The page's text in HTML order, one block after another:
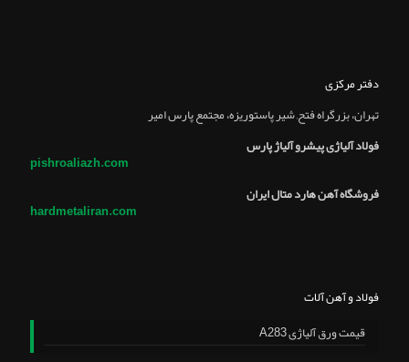
دفتر مرکزی
تهران، بزرگراه فتح, شير پاستوريزه، مجتمع پارس امير
فولاد آلیاژی پیشرو آلیاژ پارس
pishroaliazh.com
فروشگاه آهن هارد متال ایران
hardmetaliran.com
فولاد و آهن آلات
قیمت ورق آلیاژی A283